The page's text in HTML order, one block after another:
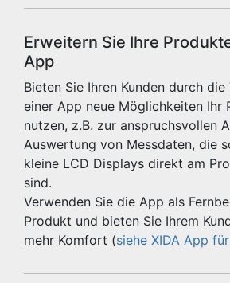
Erweitern Sie Ihre
App
Bieten Sie Ihren Kunden durch die
einer App neue Möglichkeiten Ihr
nutzen, z.B. zur anspruchsvollen
Auswertung von Messdaten, die
kleine LCD Displays direkt am
sind.
Verwenden Sie die App als
Produkt und bieten Sie Ihrem
mehr Komfort (siehe XIDA App